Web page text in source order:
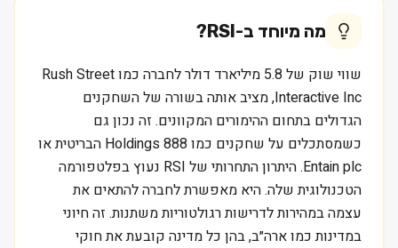
מה מיוחד ב-RSI
?
שווי שוק של 5.8 מיליארד דולר לחברה כמו Rush Street
Interactive Inc, מציב אותה בשורה של השחקנים
הגדולים בתחום ההימורים המקוונים. זה נכון גם
כשמסתכלים על שחקנים כמו 888 Holdings הבריטית או
Entain plc. היתרון התחרותי של RSI נעוץ בפלטפורמה
הטכנולוגית שלה. היא מאפשרת לחברה להתאים את
עצמה במהירות לדרישות רגולטוריות משתנות. זה חיוני
במדינות כמו ארה״ב, בהן כל מדינה קובעת את חוקי